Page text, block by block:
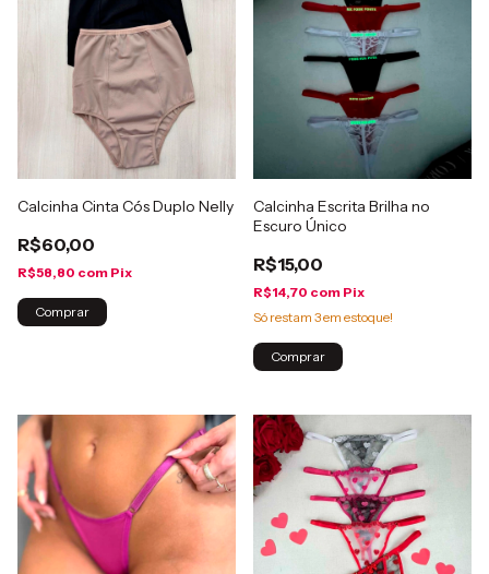
Calcinha Cinta Cós Duplo Nelly
R$60,00
R$58,80 com Pix
Comprar
Calcinha Escrita Brilha no
Escuro Único
R$15,00
R$14,70 com Pix
Só restam 3em estoque!
Comprar